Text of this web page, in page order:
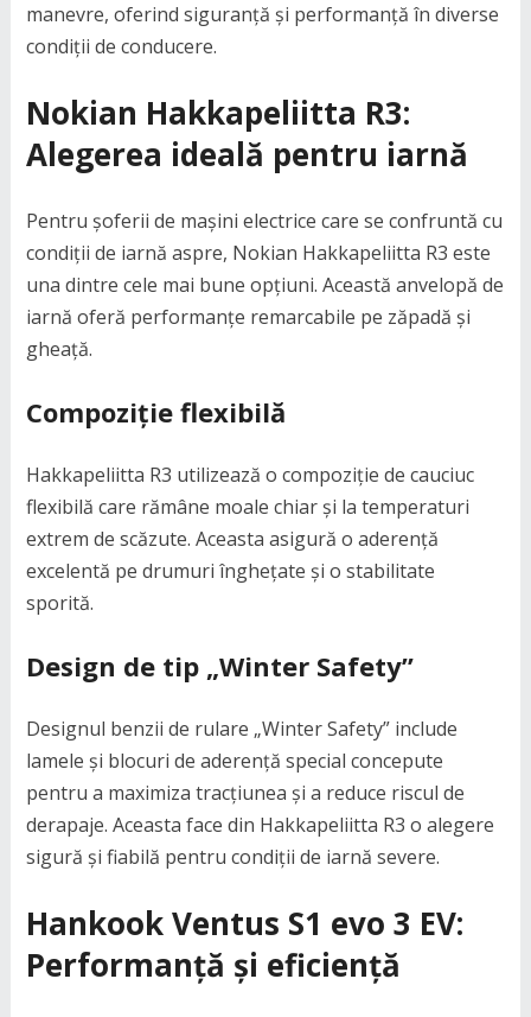
manevre, oferind siguranță și performanță în diverse
condiții de conducere.
Nokian Hakkapeliitta R3:
Alegerea ideală pentru iarnă
Pentru șoferii de mașini electrice care se confruntă cu
condiții de iarnă aspre, Nokian Hakkapeliitta R3 este
una dintre cele mai bune opțiuni. Această anvelopă de
iarnă oferă performanțe remarcabile pe zăpadă și
gheață.
Compoziție flexibilă
Hakkapeliitta R3 utilizează o compoziție de cauciuc
flexibilă care rămâne moale chiar și la temperaturi
extrem de scăzute. Aceasta asigură o aderență
excelentă pe drumuri înghețate și o stabilitate
sporită.
Design de tip „Winter Safety”
Designul benzii de rulare „Winter Safety” include
lamele și blocuri de aderență special concepute
pentru a maximiza tracțiunea și a reduce riscul de
derapaje. Aceasta face din Hakkapeliitta R3 o alegere
sigură și fiabilă pentru condiții de iarnă severe.
Hankook Ventus S1 evo 3 EV:
Performanță și eficiență